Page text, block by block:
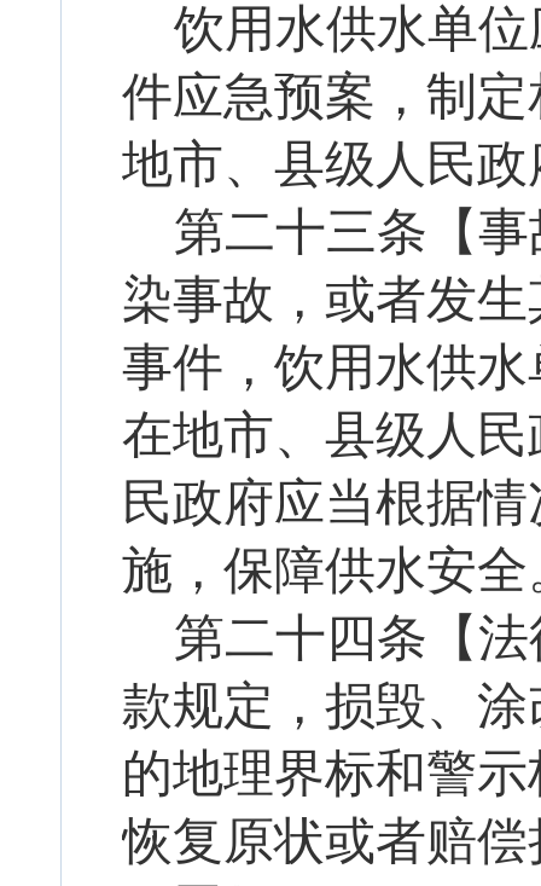
饮用水供水单
件应急预案，制
地市、县级人民
第二十三条【
染事故，或者发
事件，饮用水供
在地市、县级人
民政府应当根据
施，保障供水安全
第二十四条【
款规定，损毁、
的地理界标和警
恢复原状或者赔